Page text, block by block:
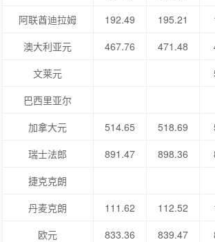
阿联酋迪拉姆
192.49 195.21
澳大利亚元
467.76 471.48
文莱元
巴西里亚尔
加拿大元
514.65 518.69
瑞士法郎
891.47 898.36
捷克克朗
丹麦克朗
111.62 112.52
欧元
833.36 839.47